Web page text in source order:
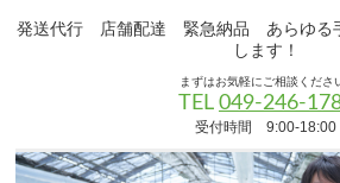
発送代行 店舗配達 緊急納品 あらゆる
します！
まずはお気軽にご相談くださ
TEL 049-246-
受付時間 9:00-18:00